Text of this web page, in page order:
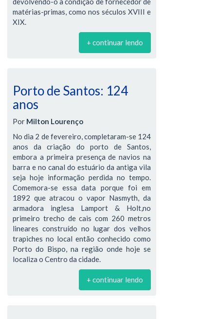
matérias-primas, como nos séculos XVIII e
XIX.
+ continuar lendo
Porto de Santos: 124
anos
Por Milton Lourenço
No dia 2 de fevereiro, completaram-se 124
anos da criação do porto de Santos,
embora a primeira presença de navios na
barra e no canal do estuário da antiga vila
seja hoje informação perdida no tempo.
Comemora-se essa data porque foi em
1892 que atracou o vapor Nasmyth, da
armadora inglesa Lamport & Holt,no
primeiro trecho de cais com 260 metros
lineares construído no lugar dos velhos
trapiches no local então conhecido como
Porto do Bispo, na região onde hoje se
localiza o Centro da cidade.
+ continuar lendo